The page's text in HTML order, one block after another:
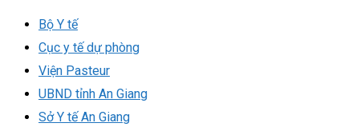
Bộ Y tế
Cục y tế dự phòng
Viện Pasteur
UBND tỉnh An Giang
Sở Y tế An Giang